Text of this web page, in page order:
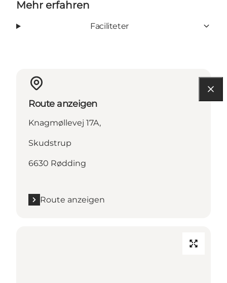
Mehr erfahren
Faciliteter
Route anzeigen
Knagmøllevej 17A,
Skudstrup
6630 Rødding
Route anzeigen